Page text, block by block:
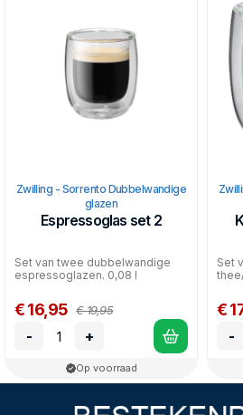
Zwilling - Sorrento Dubbelwandige
glazen
Espressoglas set 2
Set van twee dubbelwandige
espressoglazen. 0,08 l
€ 16,95 € 19,95
- +
Op voorraad
Set
€
-